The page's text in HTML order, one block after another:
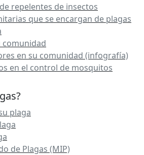
repelentes de insectos
que se encargan de plagas
comunidad
en su comunidad (infografía)
en el control de mosquitos
plaga
de Plagas (MIP)